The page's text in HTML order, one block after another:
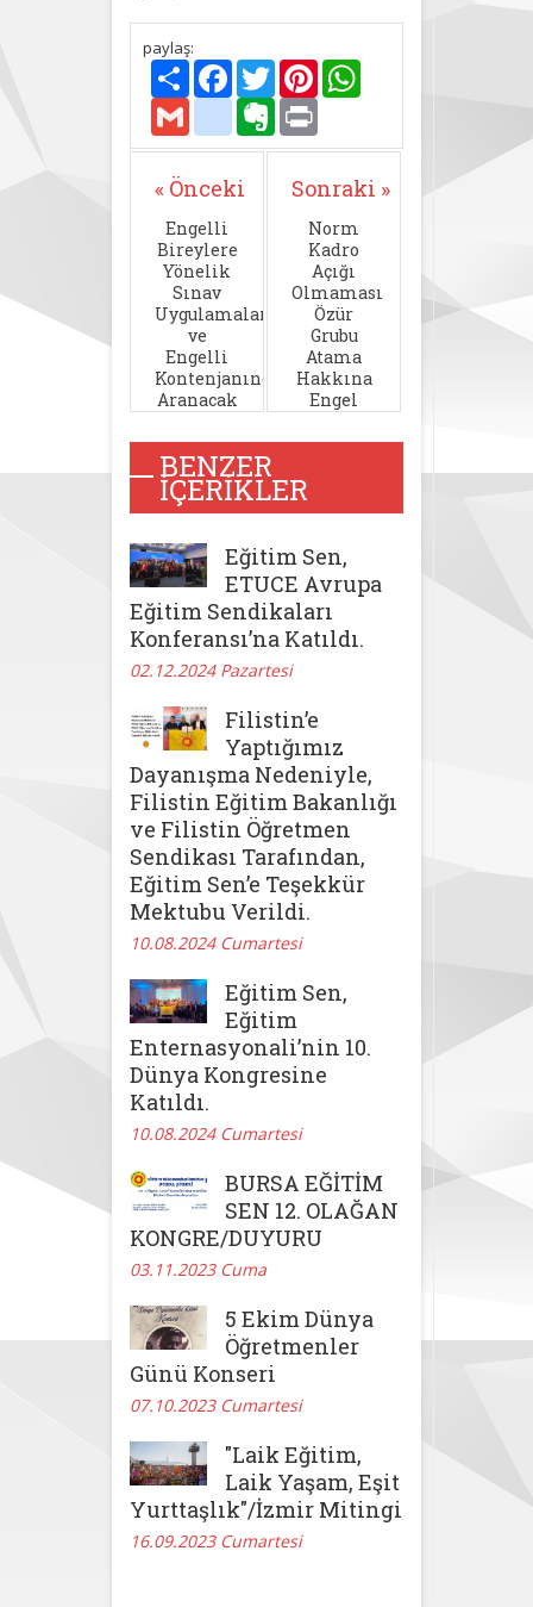
paylaş:
PaylaşFacebook
TwitterPinterest
Gmail deliciousEvernote
« Önceki
Engelli
Bireylere
Yönelik
Sınav
Uygulamalarında
ve
Engelli
Kontenjanında
Aranacak
Şartlarına
Dair
Yönetmelikte
Değişiklik
Dair
Yönetmelik’teki
Hukuka
Aykırılıkları
Yargıya
Sonraki »
Norm
Kadro
Açığı
Olmaması
Özür
Grubu
Atama
Hakkına
Engel
BENZER
İÇERIKLER
Eğitim Sen,
ETUCE Avrupa
Eğitim Sendikaları
Konferansı’na Katıldı.
02.12.2024 Pazartesi
Filistin’e
Yaptığımız
Dayanışma Nedeniyle,
Filistin Eğitim Bakanlığı
ve Filistin Öğretmen
Sendikası Tarafından,
Eğitim Sen’e Teşekkür
Mektubu Verildi.
10.08.2024 Cumartesi
Eğitim Sen,
Eğitim
Enternasyonali’nin 10.
Dünya Kongresine
Katıldı.
10.08.2024 Cumartesi
BURSA EĞİTİM
SEN 12. OLAĞAN
KONGRE/DUYURU
03.11.2023 Cuma
5 Ekim Dünya
Öğretmenler
Günü Konseri
07.10.2023 Cumartesi
"Laik Eğitim,
Laik Yaşam, Eşit
Yurttaşlık"/İzmir Mitingi
16.09.2023 Cumartesi